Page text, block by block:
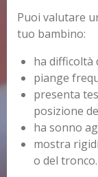
Puoi valutare
tuo bambino:
ha difficoltà
piange
presenta
posizione
ha sonno
mostra
o del tronco.